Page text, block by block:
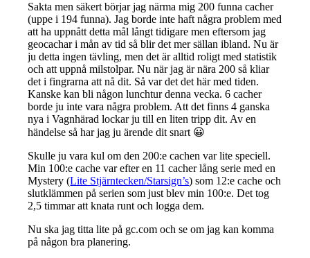
Sakta men säkert börjar jag närma mig 200 funna cacher
(uppe i 194 funna). Jag borde inte haft några problem med
att ha uppnått detta mål långt tidigare men eftersom jag
geocachar i mån av tid så blir det mer sällan ibland. Nu är
ju detta ingen tävling, men det är alltid roligt med statistik
och att uppnå milstolpar. Nu när jag är nära 200 så kliar
det i fingrarna att nå dit. Så var det det här med tiden.
Kanske kan bli någon lunchtur denna vecka. 6 cacher
borde ju inte vara några problem. Att det finns 4 ganska
nya i Vagnhärad lockar ju till en liten tripp dit. Av en
händelse så har jag ju ärende dit snart 😀
Skulle ju vara kul om den 200:e cachen var lite speciell.
Min 100:e cache var efter en 11 cacher lång serie med en
Mystery (Lite Stjärntecken/Starsign’s) som 12:e cache och
slutklämmen på serien som just blev min 100:e. Det tog
2,5 timmar att knata runt och logga dem.
Nu ska jag titta lite på gc.com och se om jag kan komma
på någon bra planering.